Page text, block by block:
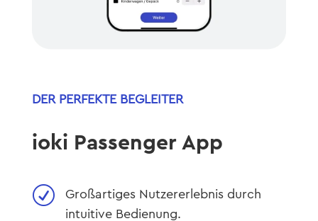
DER PERFEKTE BEGLEITER
ioki Passenger App
R
Großartiges Nutzererlebnis durch
intuitive Bedienung.